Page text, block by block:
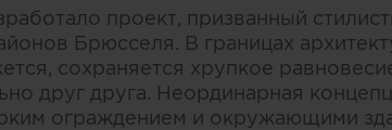
проект, призванный
Брюсселя. В границах
сохраняется хрупкое
друг друга. Неординарная
ограждением и окружающими